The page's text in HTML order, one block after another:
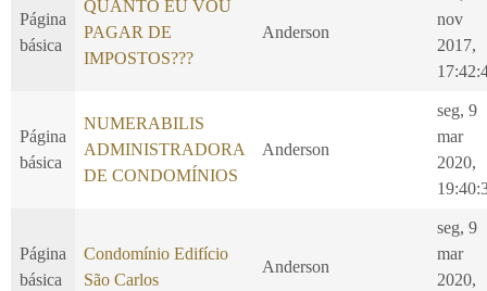
Página
básica
QUANTO EU VOU
PAGAR DE
IMPOSTOS???
Anderson
nov
2017,
Página
básica
NUMERABILIS
ADMINISTRADORA
DE CONDOMÍNIOS
Anderson
seg, 9
mar
2020,
Página
básica
Condomínio Edifício
São Carlos
Anderson
seg, 9
mar
2020,